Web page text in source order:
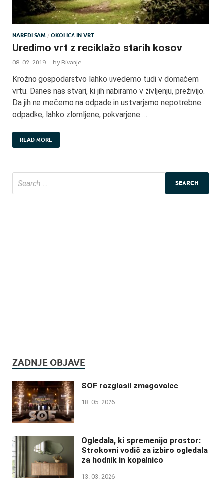
NAREDI SAM / OKOLICA IN VRT
Uredimo vrt z reciklažo starih kosov
08. 02. 2019 - by Bivanje
Krožno gospodarstvo lahko uvedemo tudi v domačem
vrtu. Danes nas stvari, ki jih nabiramo v življenju, preživijo.
Da jih ne mečemo na odpade in ustvarjamo nepotrebne
odpadke, lahko zlomljene, pokvarjene …
READ MORE
ZADNJE OBJAVE
SOF razglasil zmagovalce
18. 05. 2026
Ogledala, ki spremenijo prostor:
Strokovni vodič za izbiro ogledala
za hodnik in kopalnico
13. 03. 2026